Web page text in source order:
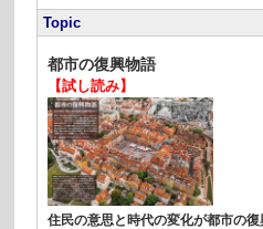
Topic
都市の復興物語
【試し読み】
住民の意思と時代の変化が都市の復